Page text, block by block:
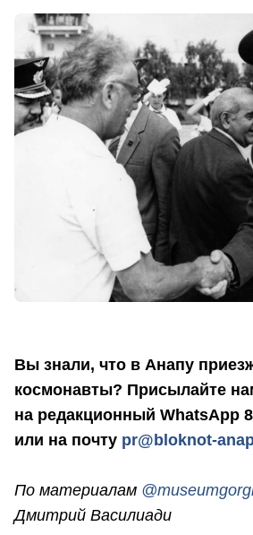
Вы знали, что в Анапу
космонавты? Присылайте
на редакционный WhatsApp
или на почту pr@bloknot-
По материалам
Дмитрий Василиади